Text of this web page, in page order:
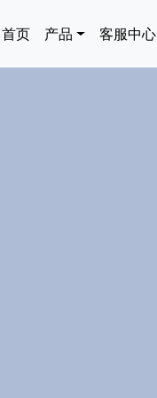
Main navigation
首页 产品 客服中心